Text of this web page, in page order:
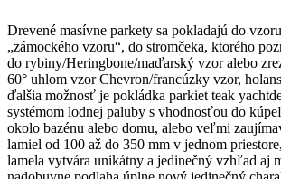
Drevené masívne parkety sa pokladajú do
„zámockého vzoru“, do stromčeka, ktorého
do rybiny/Heringbone/maďarský vzor alebo
60° uhlom vzor Chevron/francúzky vzor,
ďalšia možnosť je pokládka parkiet teak
systémom lodnej paluby s vhodnosťou do
okolo bazénu alebo domu, alebo veľmi
lamiel od 100 až do 350 mm v jednom
lamela vytvára unikátny a jedinečný vzhľad aj